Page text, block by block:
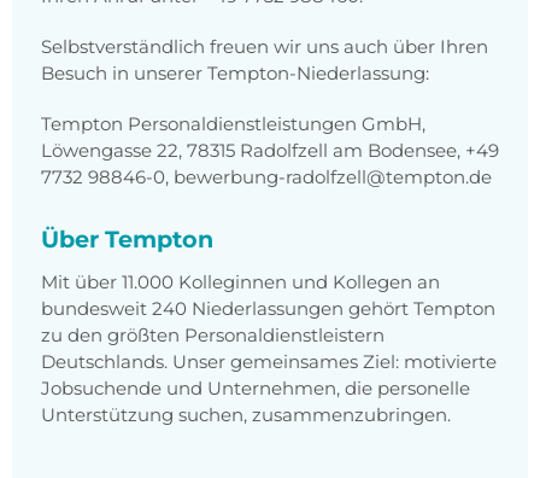
Selbstverständlich freuen wir uns auch über Ihren
Besuch in unserer Tempton-Niederlassung:
Tempton Personaldienstleistungen GmbH,
Löwengasse 22, 78315 Radolfzell am Bodensee, +49
7732 98846-0, bewerbung-radolfzell@tempton.de
Über Tempton
Mit über 11.000 Kolleginnen und Kollegen an
bundesweit 240 Niederlassungen gehört Tempton
zu den größten Personaldienstleistern
Deutschlands. Unser gemeinsames Ziel: motivierte
Jobsuchende und Unternehmen, die personelle
Unterstützung suchen, zusammenzubringen.